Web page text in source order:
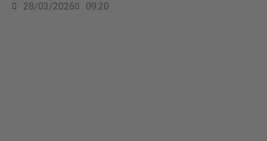
28/03/2026 09:20